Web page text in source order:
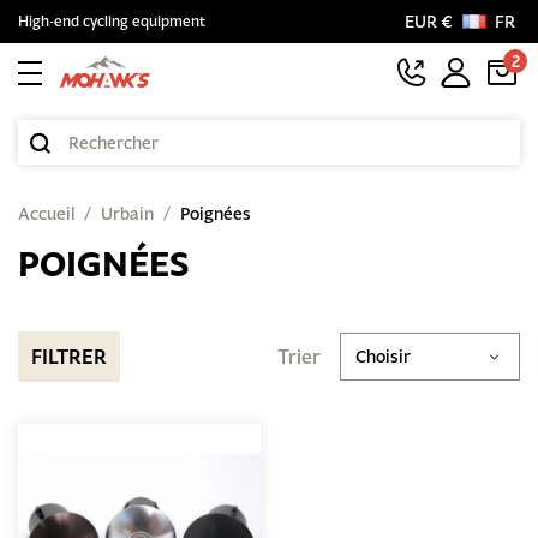
High-end cycling equipment EUR €
FR
2
Accueil Urbain Poignées
POIGNÉES
FILTRER Trier Choisir